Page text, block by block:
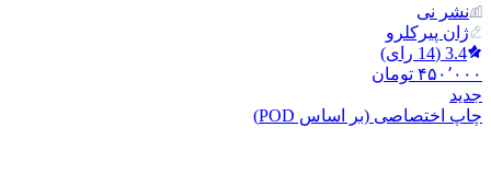
نشر نی
ژان پیرکلرو
3.4
(
14 رای)
۴۵۰٬۰۰۰ تومان
جدید
چاپ اختصاصی (بر اساس POD)